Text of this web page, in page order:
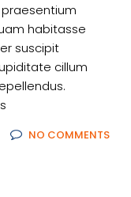
habitasse
suscipit
cillum
NO COMMENTS